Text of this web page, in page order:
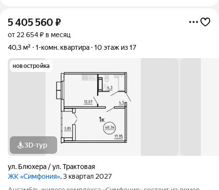
5 405 560 ₽
от 22 654 ₽ в месяц
40,3 м²
1-комн. квартира 10 этаж из 17
новостройка
3D-тур
ул. Блюхера / ул. Трактовая
ЖК «Симфония», 3 квартал 2027